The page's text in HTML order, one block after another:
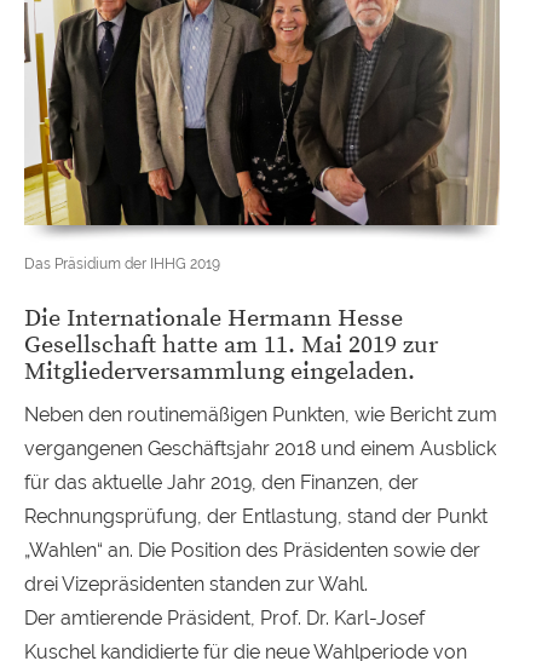
Das Präsidium der IHHG 2019
Die Internationale Hermann Hesse
Gesellschaft hatte am 11. Mai 2019 zur
Mitgliederversammlung eingeladen.
Neben den routinemäßigen Punkten, wie Bericht zum
vergangenen Geschäftsjahr 2018 und einem Ausblick
für das aktuelle Jahr 2019, den Finanzen, der
Rechnungsprüfung, der Entlastung, stand der Punkt
„Wahlen“ an. Die Position des Präsidenten sowie der
drei Vizepräsidenten standen zur Wahl.
Der amtierende Präsident, Prof. Dr. Karl-Josef
Kuschel kandidierte für die neue Wahlperiode von